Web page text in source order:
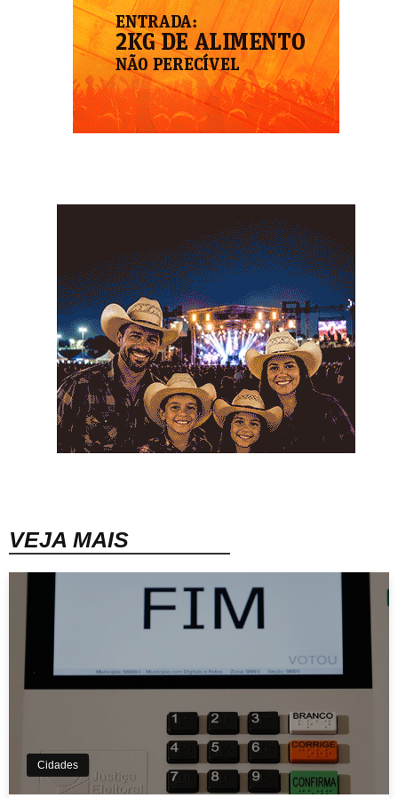
VEJA MAIS
Cidades